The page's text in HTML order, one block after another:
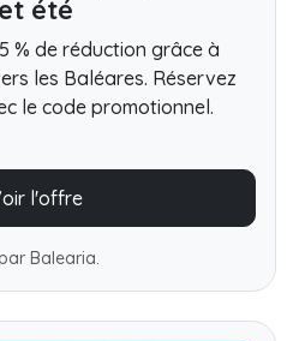
été
% de réduction grâce à
les Baléares. Réservez
le code promotionnel.
l'offre
Balearia.